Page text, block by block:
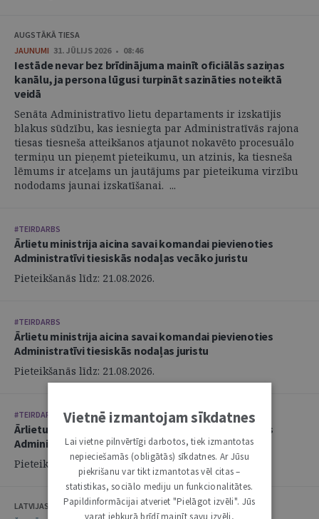
AUGSTĀKĀ TIESA
JAUNUMI 31. JŪLIJS 2026 • 08:46
Iestāde nevar bez brīdinājuma mainīt oficiālās saziņas
kanālu, ja persona lūgusi turpināt sazināties noteiktā
veidā
Senāta Administratīvo lietu departaments ir izskatījis
blakus sūdzību, kas iesniegta par Administratīvās rajona
tiesas tiesneša atteikšanos atjaunot nokavēto procesuālo
termiņu un pieņemt pieteikumu, un atzinis, ka tiesneša
lēmums ir atceļams un jautājums par pieteikuma virzību
nododams jaunai izskatīšanai. ...
#TEIRDARBS
Ārlietu ministrija aicina savai komandai pievienoties
Administratīvi tiesiskās nodaļas vecāko juristu
Pieteikšanās līdz: 21.08.2026.
#TEIRDARBS
Ārlietu ministrija aicina savai komandai pievienoties
Administratīvi tiesiskās nodaļas juristu
Pieteikšanās līdz: 21.08.2026.
#TEIRDARBS
Ārlietu ministrija aicina savai komandai pievienoties
Administratīvi tiesiskās nodaļas juristu
Pieteikšanās līdz: 21.08.2026.
LATVIJAS ZVĒRINĀTU ADVOKĀTU PADOME
Vietnē izmantojam sīkdatnes
Lai vietne pilnvērtīgi darbotos, tiek izmantotas
nepieciešamās (obligātās) sīkdatnes. Ar Jūsu
piekrišanu var tikt izmantotas vēl citas –
statistikas, sociālo mediju un funkcionalitātes.
Papildinformācijai atveriet "Pielāgot izvēli". Jūs
varat jebkurā brīdī mainīt savu izvēli,